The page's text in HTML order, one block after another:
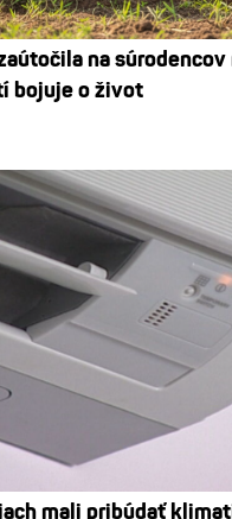
na súrodencov
bojuje o život
mali pribúdať